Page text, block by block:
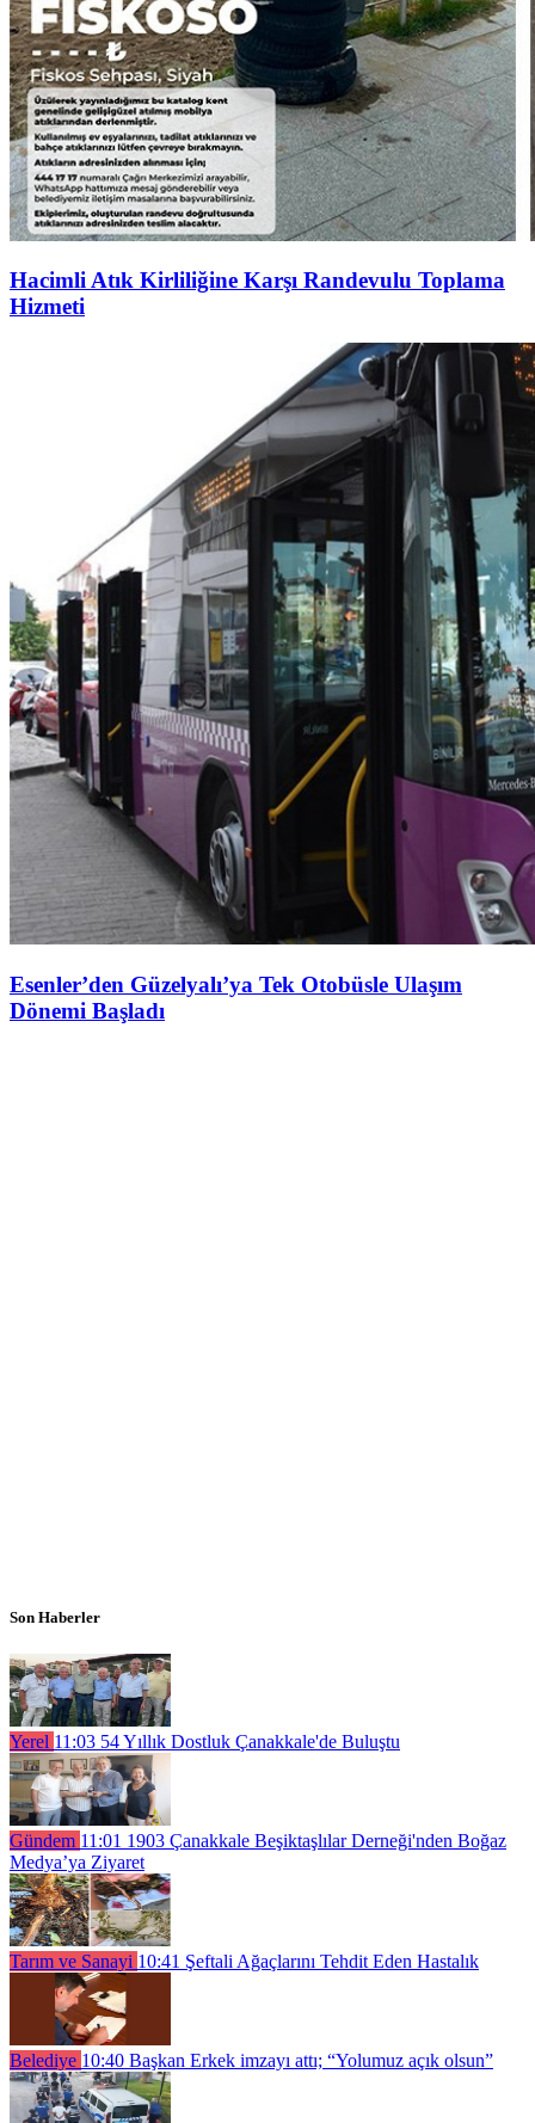
Hacimli Atık Kirliliğine Karşı Randevulu Toplama
Hizmeti
Esenler’den Güzelyalı’ya Tek Otobüsle Ulaşım
Dönemi Başladı
Son Haberler
Yerel 11:03 54 Yıllık Dostluk Çanakkale'de Buluştu
Gündem 11:01 1903 Çanakkale Beşiktaşlılar Derneği'nden Boğaz
Medya’ya Ziyaret
Tarım ve Sanayi 10:41 Şeftali Ağaçlarını Tehdit Eden Hastalık
Belediye 10:40 Başkan Erkek imzayı attı; “Yolumuz açık olsun”